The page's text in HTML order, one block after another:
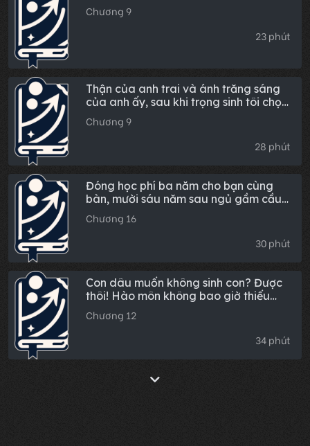
Chương 9
23 phút
Thận của anh trai và ánh trăng sáng
của anh ấy, sau khi trọng sinh tôi chọn
không cứu cả hai
Chương 9
28 phút
Đóng học phí ba năm cho bạn cùng
bàn, mười sáu năm sau ngủ gầm cầu
rồi đến tập đoàn nghìn tỷ của cô ấy
xin việc
Chương 16
30 phút
Con dâu muốn không sinh con? Được
thôi! Hào môn không bao giờ thiếu
người thừa kế!
Chương 12
34 phút